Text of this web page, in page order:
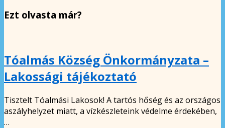
Ezt olvasta már?
Tóalmás Község Önkormányzata –
Lakossági tájékoztató
Tisztelt Tóalmási Lakosok! A tartós hőség és az országos
aszályhelyzet miatt, a vízkészleteink védelme érdekében,
…